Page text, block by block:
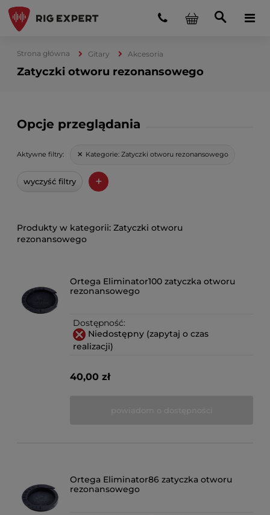
Strona główna Gitary Akcesoria
Zatyczki otworu rezonansowego
Opcje przeglądania
Aktywne filtry: Kategorie: Zatyczki otworu rezonansowego
wyczyść filtry +
Zatyczki otworu
rezonansowego
Ortega Eliminator100 zatyczka otworu
rezonansowego
Dostępność:
Niedostępny (zapytaj o czas
realizacji)
40,00 zł
Ortega Eliminator86 zatyczka otworu
rezonansowego